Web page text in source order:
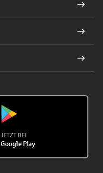
JETZT BEI
Google Play